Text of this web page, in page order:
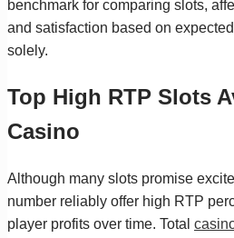
benchmark for comparing slots,
and satisfaction based on
solely.
Top High RTP Slots
Casino
Although many slots promise
number reliably offer high RTP
player profits over time. Total